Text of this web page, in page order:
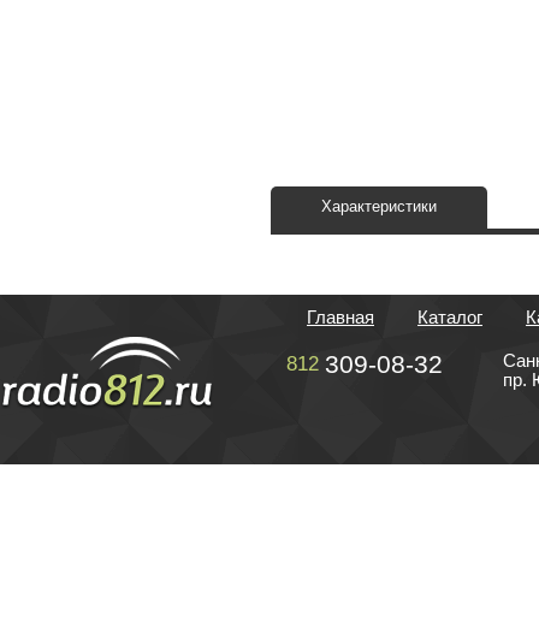
Характеристики
Главная Каталог
812 309-08-32
пр.